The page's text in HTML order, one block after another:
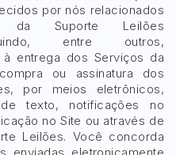
por nós relacionados
da Suporte Leilões
entre outros,
à entrega dos Serviços da
ou assinatura dos
por meios eletrônicos,
texto, notificações no
no Site ou através de
Leilões. Você concorda